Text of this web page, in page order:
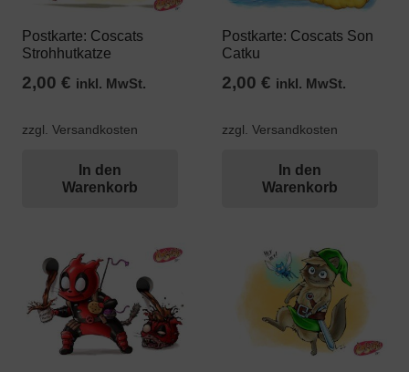
Postkarte: Coscats
Strohhutkatze
2,00 € inkl. MwSt.
zzgl. Versandkosten
In den
Warenkorb
Postkarte: Coscats Son
Catku
2,00€ inkl. MwSt.
zzgl. Versandkosten
In den
Warenkorb